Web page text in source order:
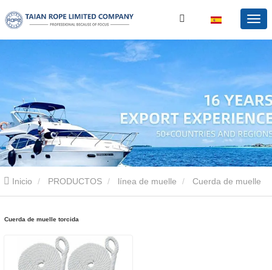
Inicio PRODUCTOS línea de muelle
Cuerda de muelle torcida